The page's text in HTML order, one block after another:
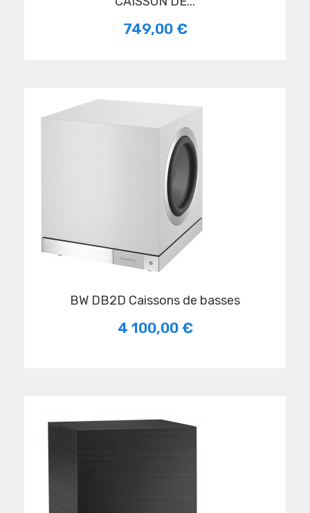
749,00 €
BW DB2D Caissons de basses
4 100,00 €